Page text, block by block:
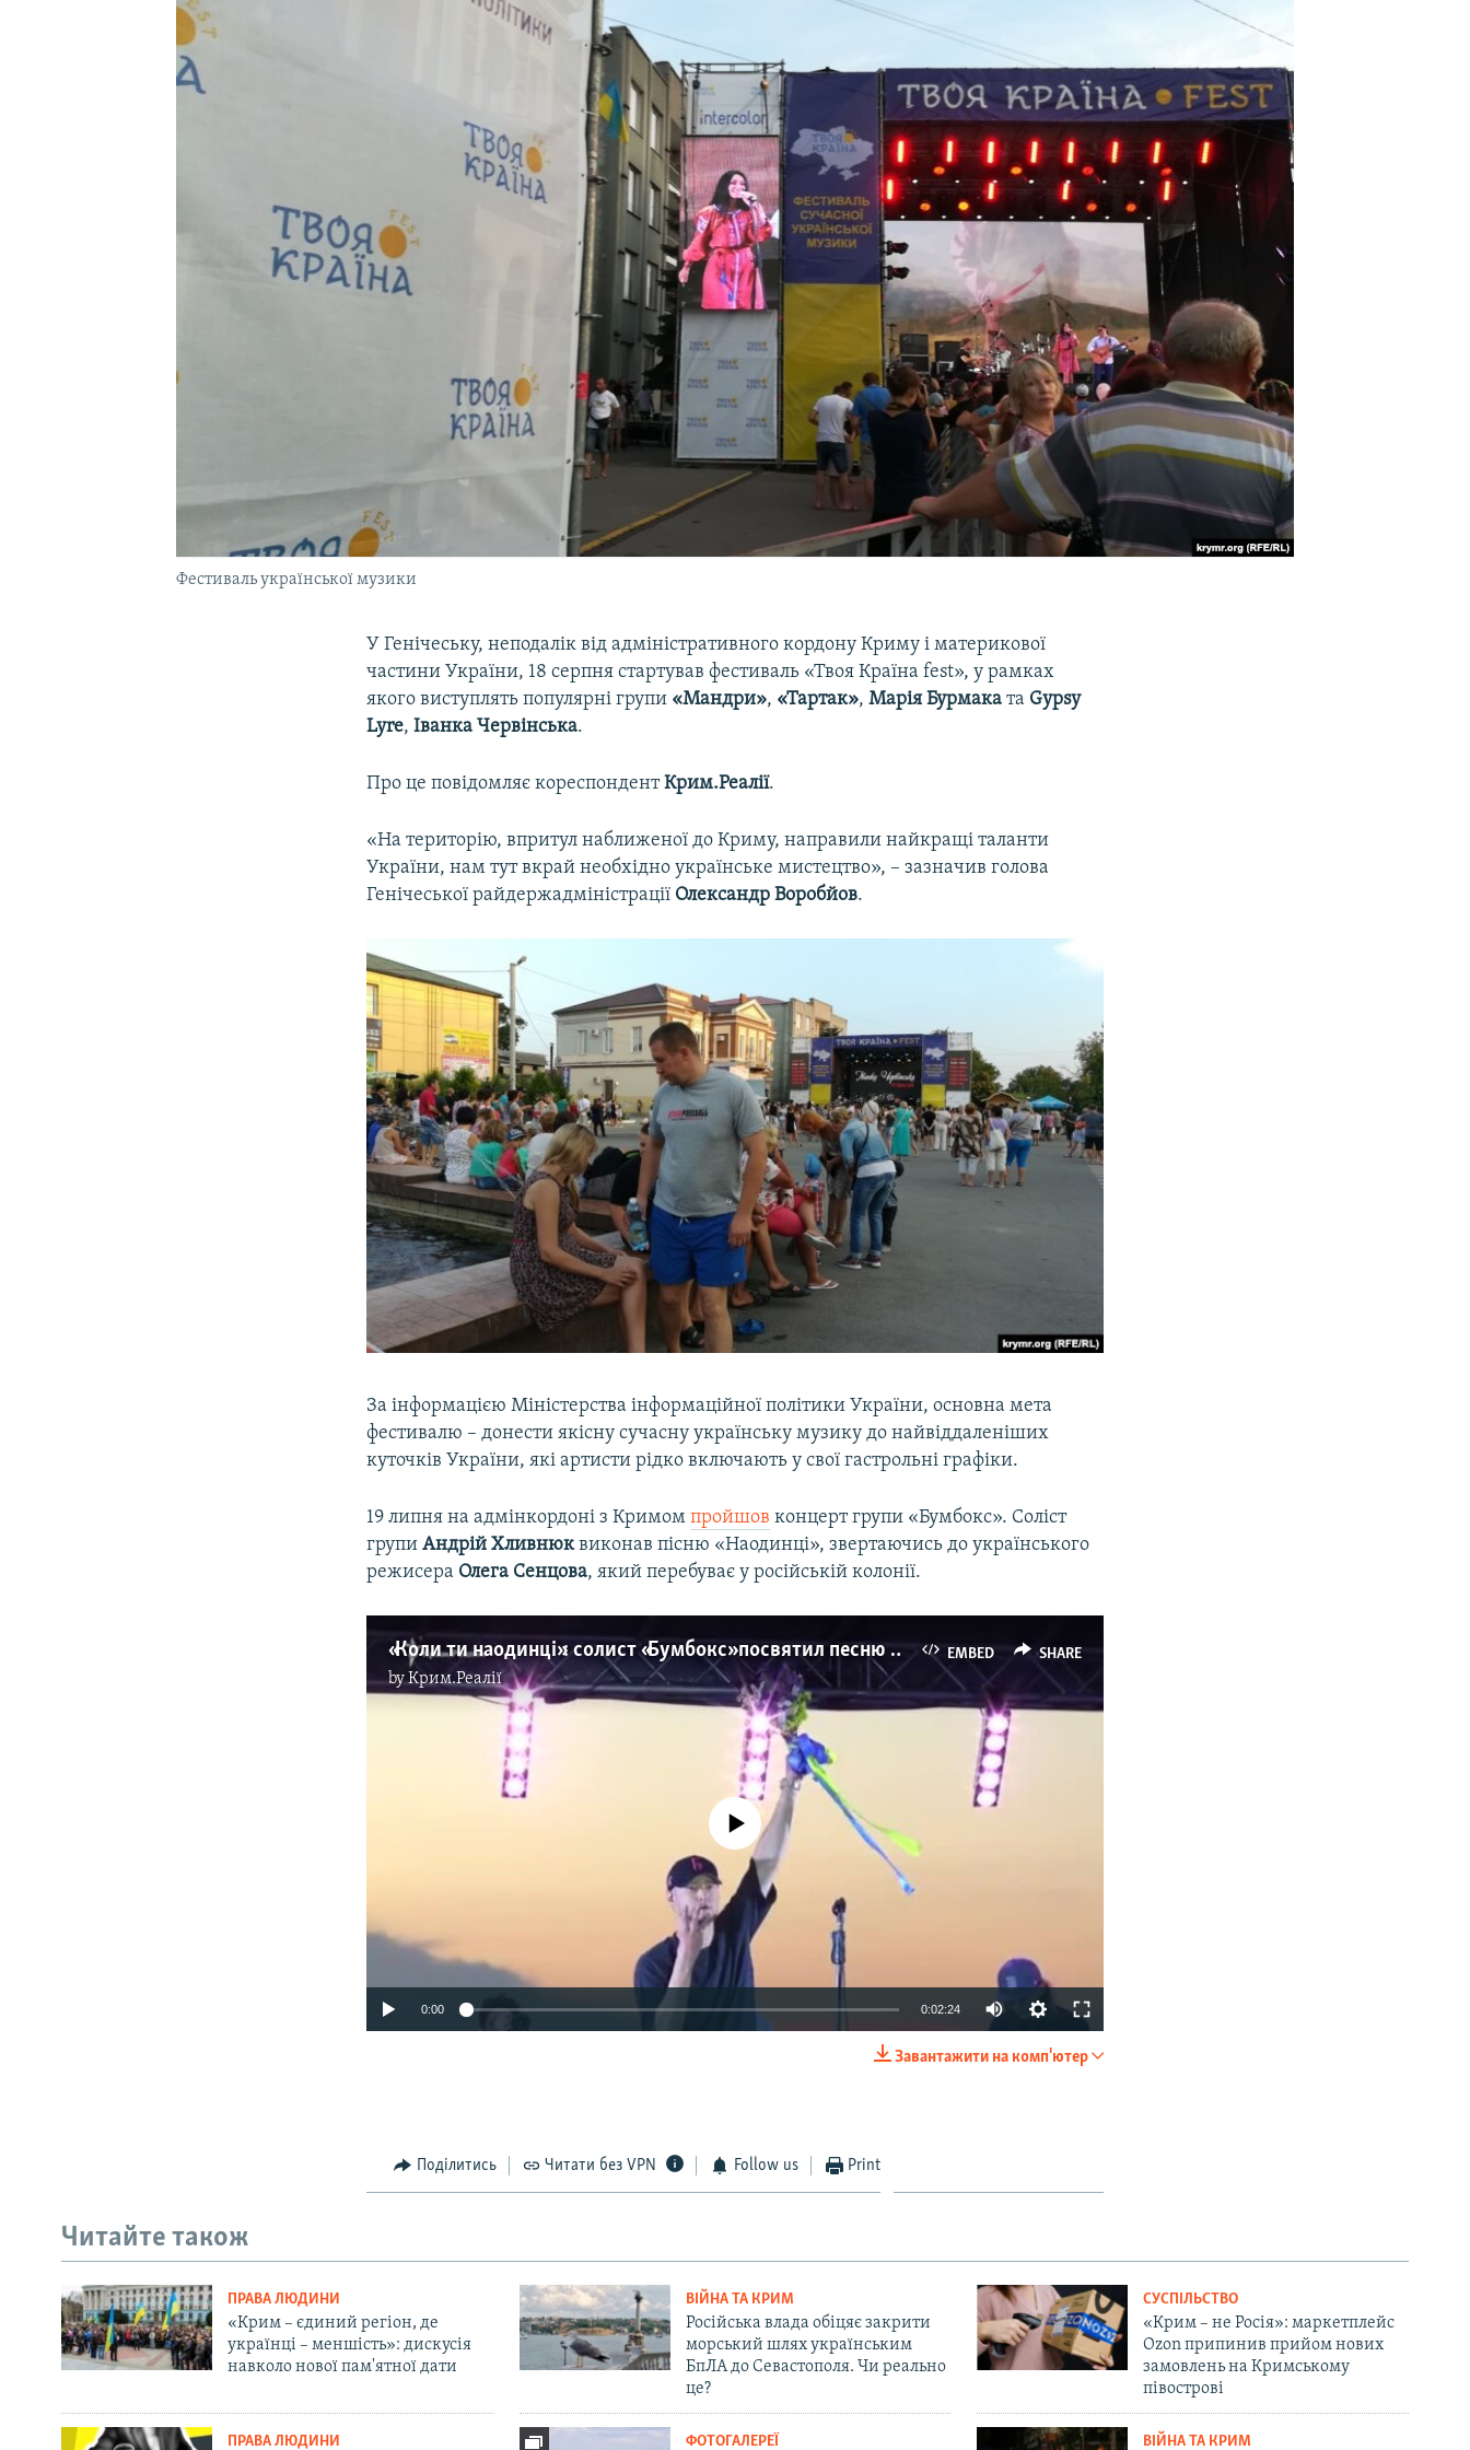
УКРАЇНСЬКА ПРОБЛЕМА КРИМУ
Фестиваль української музики
У Генічеську, неподалік від адміністративного кордону Криму і материкової
частини України, 18 серпня стартував фестиваль «Твоя Країна fest», у рамках
якого виступлять популярні групи «Мандри», «Тартак», Марія Бурмака та Gypsy
Lyre,Іванка Червінська.
Про це повідомляє кореспондентКрим.Реалії.
«На територію, впритул наближеної до Криму, направили найкращі таланти
України, нам тут вкрай необхідно українське мистецтво», – зазначив голова
Генічеської райдержадміністрації Олександр Воробйов.
За інформацією Міністерства інформаційної політики України, основна мета
фестивалю – донести якісну сучасну українську музику до найвіддаленіших
куточків України, які артисти рідко включають у свої гастрольні графіки.
19 липня на адмінкордоні з Кримомпройшов концерт групи «Бумбокс». Соліст
групиАндрій Хливнюквиконав пісню «Наодинці», звертаючись до українського
режисера Олега Сенцова, який перебуває у російській колонії.
EMBED SHARE
«Коли ти наодинці»: солист «Бумбокс» посвятил песню Сенцову (видео)
byКрим.Реалії
No media source currently available
0:00 0:02:24
Завантажити на комп'ютер
Поділитись Читати без VPN Follow us Print
Читайте також
ПРАВА ЛЮДИНИ
«Крим – єдиний регіон, де
українці – меншість»: дискусія
навколо нової пам'ятної дати
ВІЙНА ТА КРИМ
Російська влада обіцяє закрити
морський шлях українським
БпЛА до Севастополя. Чи реально
це?
СУСПІЛЬСТВО
«Крим – не Росія»: маркетплейс
Ozon припинив прийом нових
замовлень на Кримському
півострові
ПРАВА ЛЮДИНИ ФОТОГАЛЕРЕЇ ВІЙНА ТА КРИМ